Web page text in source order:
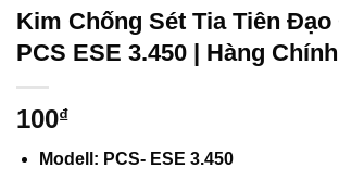
Kim Chống Sét Tia Tiên Đạo
PCS ESE 3.450 | Hàng
100₫
Modell: PCS- ESE 3.450